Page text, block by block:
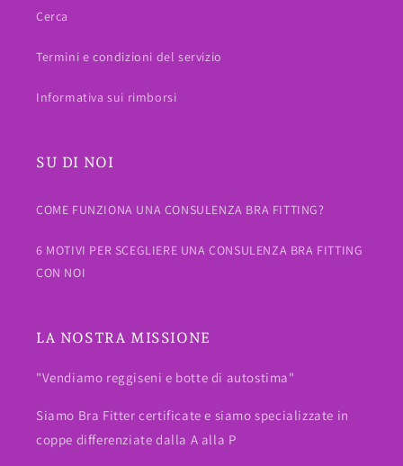
Cerca
Termini e condizioni del servizio
Informativa sui rimborsi
SU DI NOI
COME FUNZIONA UNA CONSULENZA BRA FITTING?
6 MOTIVI PER SCEGLIERE UNA CONSULENZA BRA FITTING
CON NOI
LA NOSTRA MISSIONE
"Vendiamo reggiseni e botte di autostima"
Siamo Bra Fitter certificate e siamo specializzate in
coppe differenziate dalla A alla P